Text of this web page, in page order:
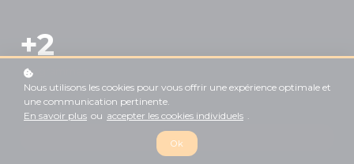
+2
Programmes
Découvrir le programme 2026
Nous utilisons les cookies pour vous offrir une expérience optimale et
une communication pertinente.
En savoir plus ou accepter les cookies individuels .
Ok